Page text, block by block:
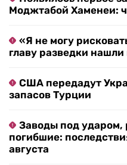
Моджтабой Хаменеи:
«Я не могу
главу разведки нашли
США передадут
запасов Турции
Заводы под ударом,
погибшие:
августа